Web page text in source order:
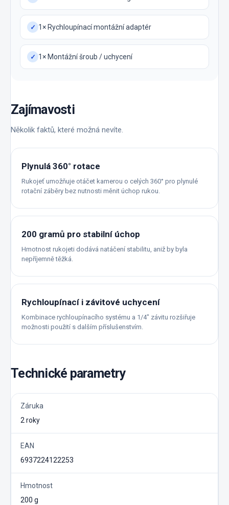
✓ 1× Rychloupínací montážní adaptér
✓ 1× Montážní šroub / uchycení
Zajímavosti
Několik faktů, které možná nevíte.
Plynulá 360° rotace
Rukojeť umožňuje otáčet kamerou o celých 360° pro plynulé
rotační záběry bez nutnosti měnit úchop rukou.
200 gramů pro stabilní úchop
Hmotnost rukojeti dodává natáčení stabilitu, aniž by byla
nepříjemně těžká.
Rychloupínací i závitové uchycení
Kombinace rychloupínacího systému a 1/4″ závitu rozšiřuje
možnosti použití s dalším příslušenstvím.
Technické parametry
Záruka
2 roky
EAN
6937224122253
Hmotnost
200 g